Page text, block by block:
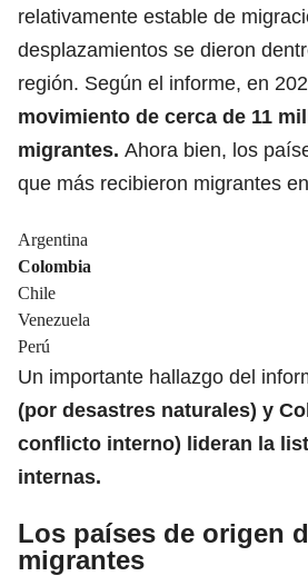
relativamente estable de
desplazamientos se dieron
región. Según el informe, en
movimiento de cerca de 11
migrantes. Ahora bien, los
que más recibieron migrantes
Argentina
Colombia
Chile
Venezuela
Perú
Un importante hallazgo del
(por desastres naturales) y
conflicto interno) lideran la
internas.
Los países de origen
migrantes